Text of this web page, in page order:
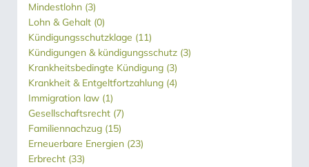
Mindestlohn (3)
Lohn & Gehalt (0)
Kündigungsschutzklage (11)
Kündigungen & kündigungsschutz (3)
Krankheitsbedingte Kündigung (3)
Krankheit & Entgeltfortzahlung (4)
Immigration law (1)
Gesellschaftsrecht (7)
Familiennachzug (15)
Erneuerbare Energien (23)
Erbrecht (33)